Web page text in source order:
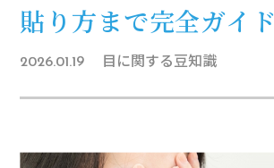
貼り方まで完全ガイド
2026.01.19 目に関する豆知識